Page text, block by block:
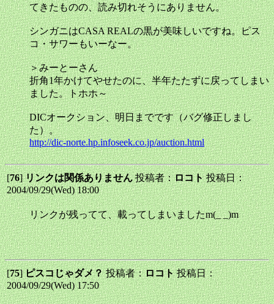
てきたものの、読み切れそうにありません。
シンガニはCASA REALの黒が美味しいですね。ピス
コ・サワーもいーなー。
＞みーとーさん
折角1年かけてやせたのに、半年たたずに戻ってしまい
ました。トホホ～
DICオークション、明日までです（バグ修正しまし
た）。
http://dic-norte.hp.infoseek.co.jp/auction.html
[76]リンクは関係ありません投稿者：ロコト投稿日：
2004/09/29(Wed) 18:00
リンクが残ってて、載ってしまいましたm(_ _)m
[75]ピスコじゃダメ？投稿者：ロコト投稿日：
2004/09/29(Wed) 17:50